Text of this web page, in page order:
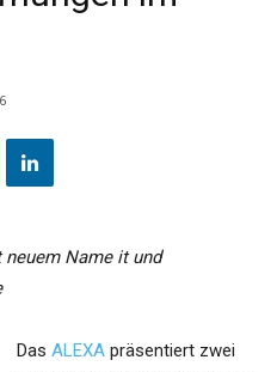
Name it und
Das ALEXA präsentiert zwei